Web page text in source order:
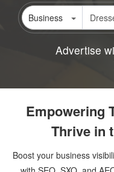
Business
Advertise
Empowering
Thrive in
Boost your business